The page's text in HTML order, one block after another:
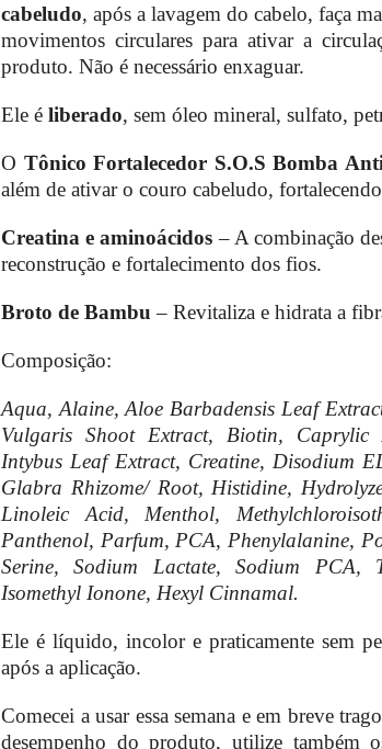
cabeludo, após a lavagem do cabelo, faça
movimentos circulares para ativar a
produto. Não é necessário enxaguar.
Ele é liberado, sem óleo mineral, sulfato,
O Tônico Fortalecedor S.O.S Bomba
além de ativar o couro cabeludo,
Creatina e aminoácidos – A combinação
reconstrução e fortalecimento dos fios.
Broto de Bambu – Revitaliza e hidrata a
Composição:
Aqua, Alaine, Aloe Barbadensis Leaf
Vulgaris Shoot Extract, Biotin,
Intybus Leaf Extract, Creatine, Disodium
Glabra Rhizome/ Root, Histidine,
Linoleic Acid, Menthol,
Panthenol, Parfum, PCA, Phenylalanine,
Serine, Sodium Lactate, Sodium PCA,
Isomethyl Ionone, Hexyl Cinnamal.
Ele é líquido, incolor e praticamente sem
após a aplicação.
Comecei a usar essa semana e em breve
desempenho do produto, utilize também